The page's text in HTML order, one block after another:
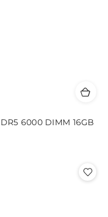
6000 DIMM 16GB